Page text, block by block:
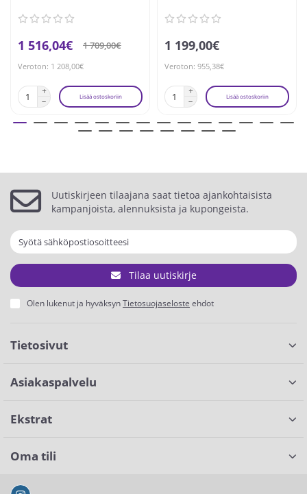
1 516,04€ 1 709,00€
Veroton: 1 208,00€
Lisää ostoskoriin
1 199,00€
Veroton: 955,38€
Lisää ostoskoriin
Uutiskirjeen tilaajana saat tietoa ajankohtaisista
kampanjoista, alennuksista ja kupongeista.
Tilaa uutiskirje
Olen lukenut ja hyväksynTietosuojaseloste ehdot
Tietosivut
Asiakaspalvelu
Ekstrat
Oma tili